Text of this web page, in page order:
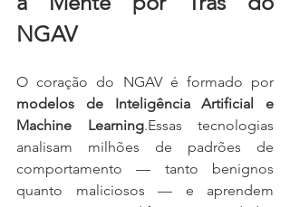
NGAV
modelos de Inteligência Artificial e
Machine Learning.Essas tecnologias
analisam milhões de padrões de
comportamento — tanto benignos
quanto maliciosos — e aprendem